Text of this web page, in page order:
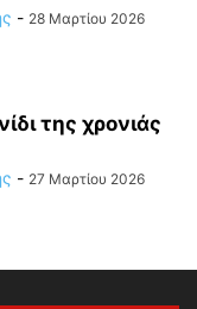
- 28 Μαρτίου 2026
της χρονιάς
- 27 Μαρτίου 2026